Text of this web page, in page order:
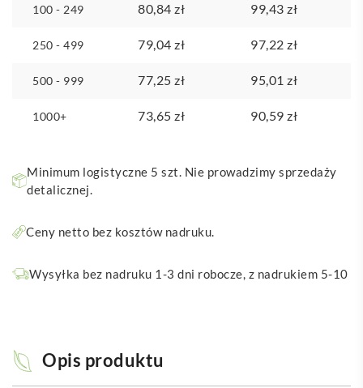
100 - 249 80,84 zł 99,43 zł
250 - 499 79,04 zł 97,22 zł
500 - 999 77,25 zł 95,01 zł
1000+ 73,65 zł 90,59 zł
Minimum logistyczne 5 szt. Nie prowadzimy sprzedaży
detalicznej.
Ceny netto bez kosztów nadruku.
Wysyłka bez nadruku 1-3 dni robocze, z nadrukiem 5-10
Opis produktu